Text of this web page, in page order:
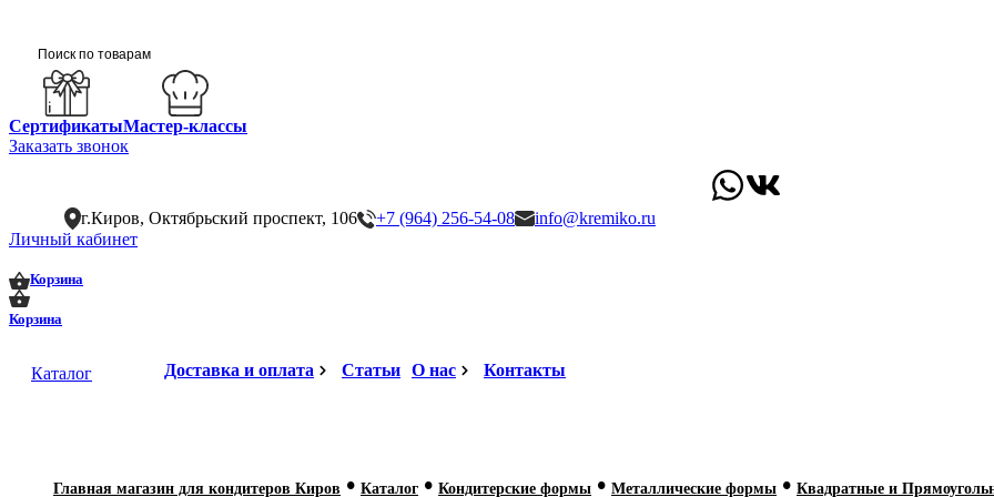
СертификатыМастер-классы
Заказать звонок
г.Киров, Октябрьский проспект, 106 +7 (964) 256-54-08
info@kremiko.ru
Личный кабинет
Корзина
Корзина
Каталог Доставка и оплата Статьи О нас Контакты
Главная магазин для кондитеров Киров • Каталог • Кондитерские формы • Металлические формы • Квадратные и